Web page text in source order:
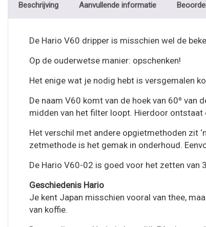
Beschrijving Aanvullende informatie
De Hario V60 dripper is misschien wel de
Op de ouderwetse manier: opschenken!
Het enige wat je nodig hebt is versgemalen
De naam V60 komt van de hoek van 60º
midden van het filter loopt. Hierdoor ontstaat
Het verschil met andere opgietmethoden zit
zetmethode is het gemak in onderhoud.
De Hario V60-02 is goed voor het zetten van
Geschiedenis Hario
Je kent Japan misschien vooral van thee,
van koffie.